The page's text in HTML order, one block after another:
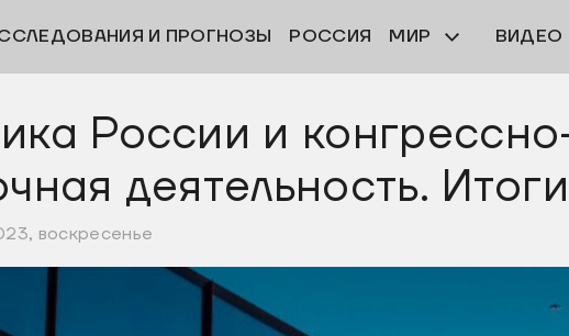
И ПРОГНОЗЫ РОССИЯ МИР ВИДЕО
России и
деятельность.
воскресенье